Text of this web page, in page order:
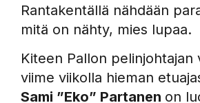
Rantakentällä nähdään
mitä on nähty, mies lupaa.
Kiteen Pallon pelinjohtajan
viime viikolla hieman
Sami ”Eko” Partanen on